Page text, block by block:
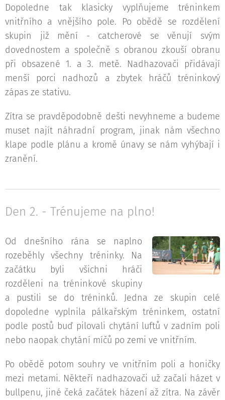
Dopoledne tak klasicky vyplňujeme tréninkem
vnitřního a vnějšího pole. Po obědě se rozdělení
skupin již mění - catcherové se věnují svým
dovednostem a společně s obranou zkouší obranu
při obsazené 1. a 3. metě. Nadhazovači přidávají
menší porci nadhozů a zbytek hráčů tréninkový
zápas ze stativu.
Zítra se pravděpodobně dešti nevyhneme a budeme
muset najít náhradní program, jinak nám všechno
klape podle plánu a kromě únavy se nám vyhýbají i
zranění.
Den 2. - Trénujeme na plno!
Od dnešního rána se naplno
rozeběhly všechny tréninky. Na
začátku byli všichni hráči
rozděleni na tréninkové skupiny
a pustili se do tréninků. Jedna ze skupin celé
dopoledne vyplnila pálkařským tréninkem, ostatní
podle postů buď pilovali chytání luftů v zadním poli
nebo naopak chytání míčů po zemi ve vnitřním.
Po obědě potom souhry ve vnitřním poli a honičky
mezi metami. Někteří nadhazovači už začali házet v
bullpenu, jiné čeká začátek házení až zítra. Na závěr